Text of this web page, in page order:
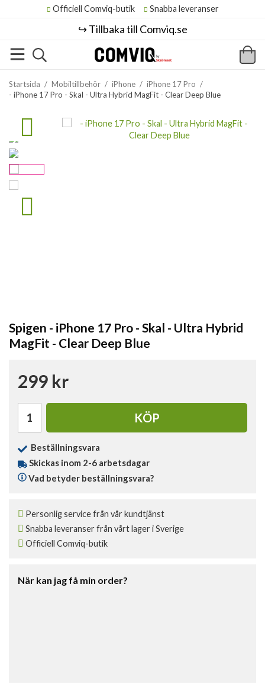
Officiell Comviq-butik Snabba leveranser
↪️ Tillbaka till Comviq.se
Startsida / Mobiltillbehör / iPhone / iPhone 17 Pro /
- iPhone 17 Pro - Skal - Ultra Hybrid MagFit - Clear Deep Blue
Spigen - iPhone 17 Pro - Skal - Ultra Hybrid
MagFit - Clear Deep Blue
299 kr
KÖP
Beställningsvara
Skickas inom 2-6 arbetsdagar
Vad betyder beställningsvara?
Personlig service från vår kundtjänst
Snabba leveranser från vårt lager i Sverige
Officiell Comviq-butik
När kan jag få min order?